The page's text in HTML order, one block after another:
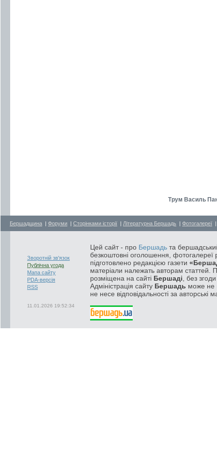
Трум Василь
Бершадщина | Форуми | Сторінками історії | Літературна Бершадь | Фотогалереї
Зворотній зв'язок
Публічна угода
Мапа сайту
PDA-версія
RSS
11.01.2026 19:52:34
Цей сайт - про Бершадь та
безкоштовні оголошення, фотогалереї
підготовлено редакцією газети
матеріали належать авторам статтей.
розміщена на сайті Бершаді , без
Адміністрація сайту Бершадь може не
не несе відповідальності за авторські